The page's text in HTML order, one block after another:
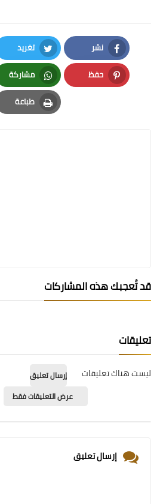
نشر
Facebook
تغريد
Twitter
حفظ
Pinterest
مشاركة
Whatsapp
طباعة
Print
قد تُعجبك هذه المشاركات
تعليقات
ليست هناك تعليقات
إرسال تعليق
عرض التعليقات فقط
إرسال تعليق